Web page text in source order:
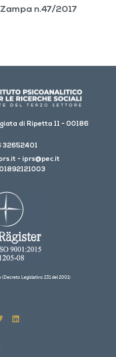
n.47/2017
di Ripetta 11 - 00186
32652401
- iprs@pec.it
01892121003
(Decreto Legislativo 231 del 2001)